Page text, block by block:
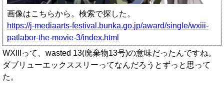
画像はこちらから。検索で探した。
https://j-mediaarts-festival.bunka.go.jp/award/single/wxiii-
patlabor-the-movie-3/index.html
WXIIIって、wasted 13(廃棄物13号)の意味だったんですね。
ダブリューエックススリーってなんだろうとずっと思って
た。